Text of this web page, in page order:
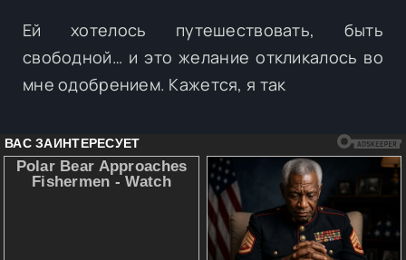
Ей хотелось путешествовать, быть
свободной… и это желание откликалось во
мне одобрением. Кажется, я так